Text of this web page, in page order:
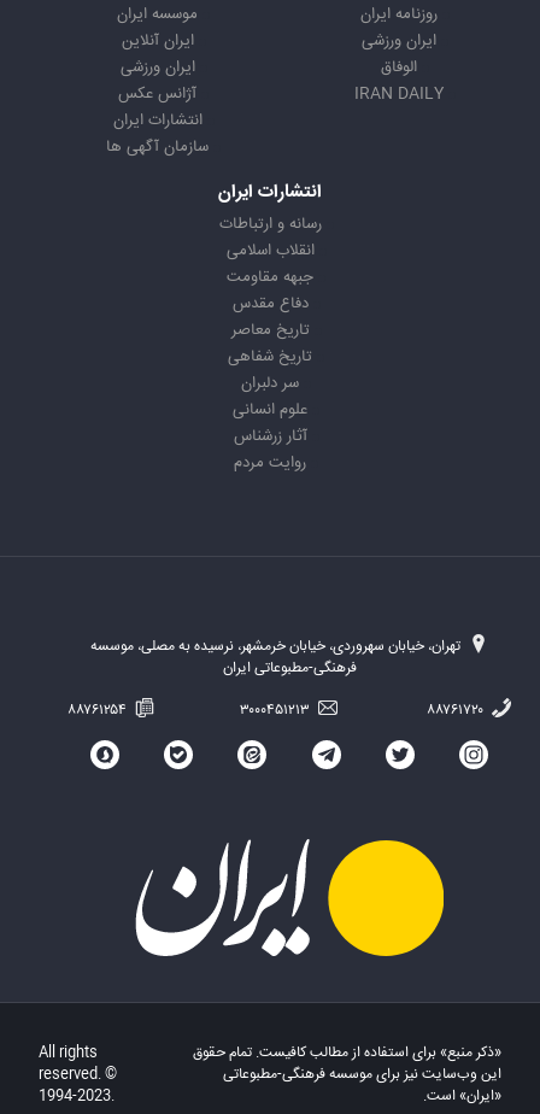
روزنامه ایران
ایران ورزشی
الوفاق
IRAN DAILY
موسسه ایران
ایران آنلاین
ایران ورزشی
آژانس عکس
انتشارات ایران
سازمان آگهی ها
انتشارات ایران
رسانه و ارتباطات
انقلاب اسلامی
جبهه مقاومت
دفاع مقدس
تاریخ معاصر
تاریخ شفاهی
سر دلبران
علوم انسانی
آثار زرشناس
روایت مردم
تهران، خیابان سهروردی، خیابان خرمشهر، نرسیده به مصلی، موسسه
فرهنگی-مطبوعاتی ایران
«ذکر منبع» برای استفاده از مطالب کافیست. تمام حقوق
این وب‌سایت نیز برای موسسه فرهنگی-مطبوعاتی
«ایران» است.
All rights
reserved. ©
1994-2023.